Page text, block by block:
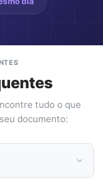
tudo o que
documento: